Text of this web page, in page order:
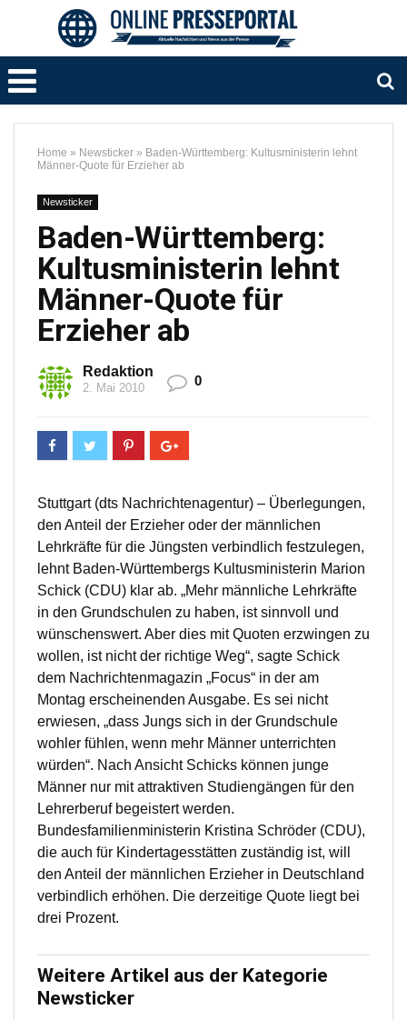
Home » Newsticker » Baden-Württemberg: Kultusministerin lehnt
Männer-Quote für Erzieher ab
Newsticker
Baden-Württemberg:
Kultusministerin lehnt
Männer-Quote für
Erzieher ab
Redaktion
2. Mai 2010 0
Stuttgart (dts Nachrichtenagentur) – Überlegungen,
den Anteil der Erzieher oder der männlichen
Lehrkräfte für die Jüngsten verbindlich festzulegen,
lehnt Baden-Württembergs Kultusministerin Marion
Schick (CDU) klar ab. „Mehr männliche Lehrkräfte
in den Grundschulen zu haben, ist sinnvoll und
wünschenswert. Aber dies mit Quoten erzwingen zu
wollen, ist nicht der richtige Weg“, sagte Schick
dem Nachrichtenmagazin „Focus“ in der am
Montag erscheinenden Ausgabe. Es sei nicht
erwiesen, „dass Jungs sich in der Grundschule
wohler fühlen, wenn mehr Männer unterrichten
würden“. Nach Ansicht Schicks können junge
Männer nur mit attraktiven Studiengängen für den
Lehrerberuf begeistert werden.
Bundesfamilienministerin Kristina Schröder (CDU),
die auch für Kindertagesstätten zuständig ist, will
den Anteil der männlichen Erzieher in Deutschland
verbindlich erhöhen. Die derzeitige Quote liegt bei
drei Prozent.
Weitere Artikel aus der Kategorie
Newsticker